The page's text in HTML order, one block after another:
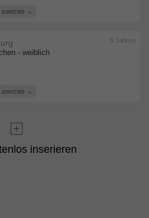
JUNGTIER
- weiblich
5 Jahren
JUNGTIER
inserieren